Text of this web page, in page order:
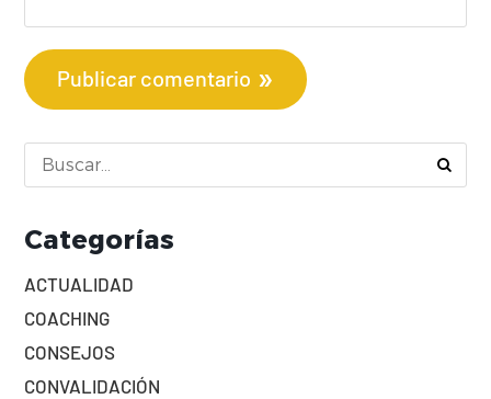
Publicar comentario
Categorías
ACTUALIDAD
COACHING
CONSEJOS
CONVALIDACIÓN